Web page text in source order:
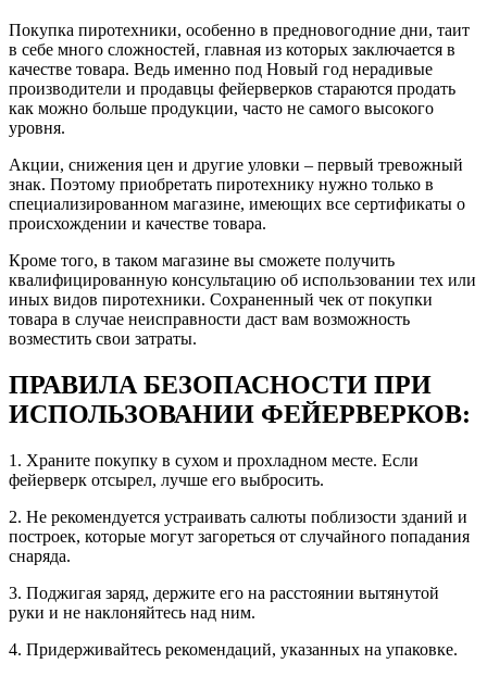
Покупка пиротехники, особенно в предновогодние дни, таит
в себе много сложностей, главная из которых заключается в
качестве товара. Ведь именно под Новый год нерадивые
производители и продавцы фейерверков стараются продать
как можно больше продукции, часто не самого высокого
уровня.
Акции, снижения цен и другие уловки – первый тревожный
знак. Поэтому приобретать пиротехнику нужно только в
специализированном магазине, имеющих все сертификаты о
происхождении и качестве товара.
Кроме того, в таком магазине вы сможете получить
квалифицированную консультацию об использовании тех или
иных видов пиротехники. Сохраненный чек от покупки
товара в случае неисправности даст вам возможность
возместить свои затраты.
ПРАВИЛА БЕЗОПАСНОСТИ ПРИ
ИСПОЛЬЗОВАНИИ ФЕЙЕРВЕРКОВ:
1. Храните покупку в сухом и прохладном месте. Если
фейерверк отсырел, лучше его выбросить.
2. Не рекомендуется устраивать салюты поблизости зданий и
построек, которые могут загореться от случайного попадания
снаряда.
3. Поджигая заряд, держите его на расстоянии вытянутой
руки и не наклоняйтесь над ним.
4. Придерживайтесь рекомендаций, указанных на упаковке.